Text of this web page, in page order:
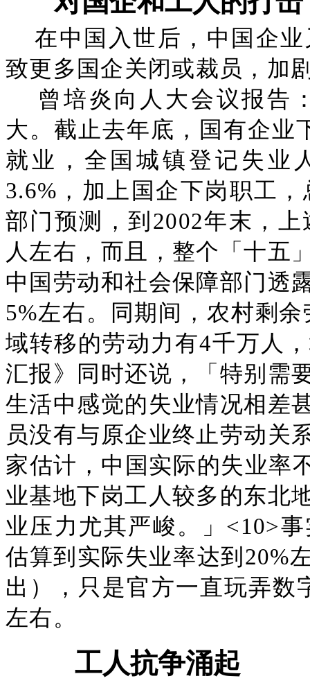
在中国入世后，中国企
致更多国企关闭或裁员，加
曾培炎向人大会议报告
大。截止去年底，国有企业
就业，全国城镇登记失业
3.6%，加上国企下岗职工
部门预测，到2002年末，
人左右，而且，整个「十五
中国劳动和社会保障部门透
5%左右。同期间，农村剩
域转移的劳动力有4千万人
汇报》同时还说，「特别需
生活中感觉的失业情况相差
员没有与原企业终止劳动关
家估计，中国实际的失业率
业基地下岗工人较多的东北
业压力尤其严峻。」<10>
估算到实际失业率达到20%
出），只是官方一直玩弄数
左右。
工人抗争涌起